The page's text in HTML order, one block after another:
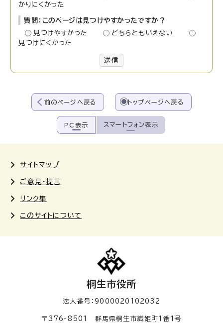
かりにくかった
質問：このページは見つけやすかったですか？
見つけやすかった
どちらともいえない
見つけにくかった
送信
前のページへ戻る トップページへ戻る
PC表示 スマートフォン表示
サイトマップ
ご意見・提言
リンク集
このサイトについて
桐生市役所
法人番号：9000020102032
〒376-8501 群馬県桐生市織姫町1番1号